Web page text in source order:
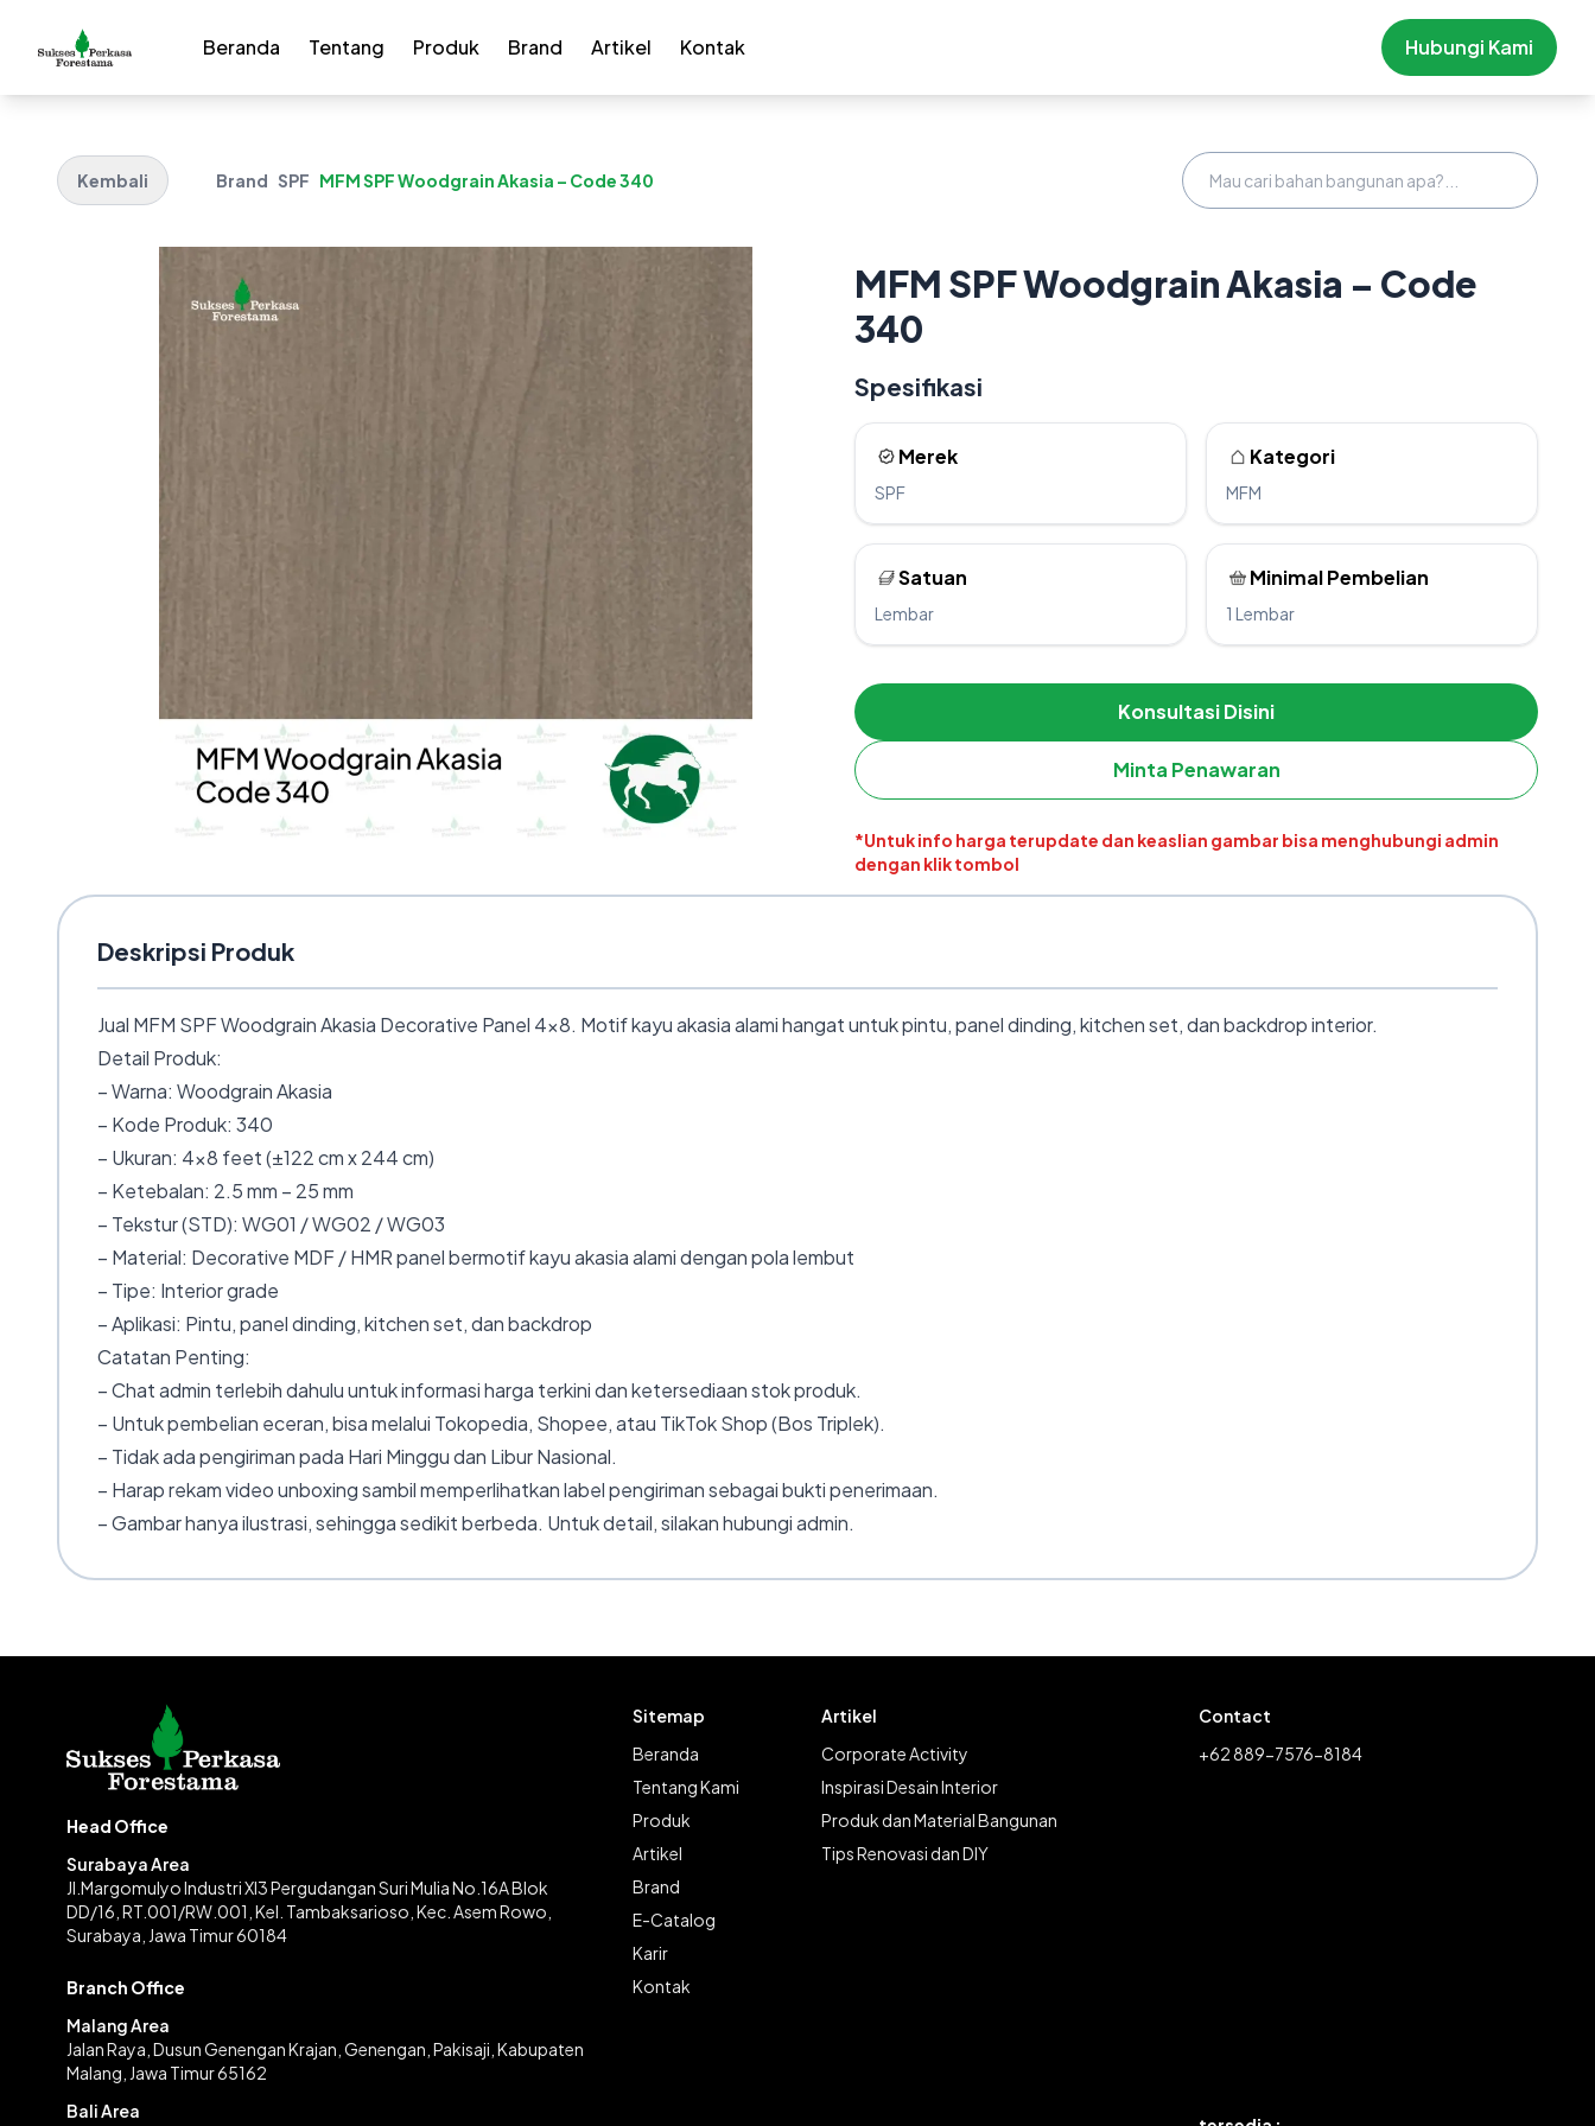
Beranda Tentang Produk Brand Artikel Kontak Hubungi Kami
Kembali Brand SPF MFM SPF Woodgrain Akasia – Code 340
MFM SPF Woodgrain Akasia – Code
340
Spesifikasi
Merek
SPF
Kategori
MFM
Satuan
Lembar
Minimal Pembelian
1 Lembar
Konsultasi Disini
Minta Penawaran
*Untuk info harga terupdate dan keaslian gambar bisa menghubungi admin
dengan klik tombol
Deskripsi Produk
Jual MFM SPF Woodgrain Akasia Decorative Panel 4×8. Motif kayu akasia alami hangat untuk pintu, panel dinding, kitchen set, dan backdrop interior.
Detail Produk:
– Warna: Woodgrain Akasia
– Kode Produk: 340
– Ukuran: 4×8 feet (±122 cm x 244 cm)
– Ketebalan: 2.5 mm – 25 mm
– Tekstur (STD): WG01 / WG02 / WG03
– Material: Decorative MDF / HMR panel bermotif kayu akasia alami dengan pola lembut
– Tipe: Interior grade
– Aplikasi: Pintu, panel dinding, kitchen set, dan backdrop
Catatan Penting:
– Chat admin terlebih dahulu untuk informasi harga terkini dan ketersediaan stok produk.
– Untuk pembelian eceran, bisa melalui Tokopedia, Shopee, atau TikTok Shop (Bos Triplek).
– Tidak ada pengiriman pada Hari Minggu dan Libur Nasional.
– Harap rekam video unboxing sambil memperlihatkan label pengiriman sebagai bukti penerimaan.
– Gambar hanya ilustrasi, sehingga sedikit berbeda. Untuk detail, silakan hubungi admin.
Head Office
Surabaya Area
Jl.Margomulyo Industri XI3 Pergudangan Suri Mulia No.16A Blok
DD/16, RT.001/RW.001, Kel. Tambaksarioso, Kec. Asem Rowo,
Surabaya, Jawa Timur 60184
Branch Office
Malang Area
Jalan Raya, Dusun Genengan Krajan, Genengan, Pakisaji, Kabupaten
Malang, Jawa Timur 65162
Bali Area
Sitemap
Beranda
Tentang Kami
Produk
Artikel
Brand
E-Catalog
Karir
Kontak
Artikel
Corporate Activity
Inspirasi Desain Interior
Produk dan Material Bangunan
Tips Renovasi dan DIY
Contact
+62 889-7576-8184